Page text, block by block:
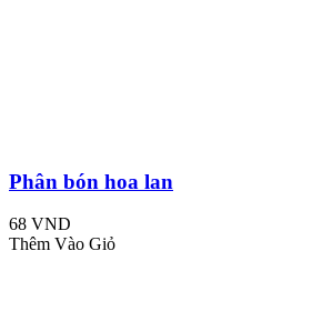
Phân bón hoa lan
68 VND
Thêm Vào Giỏ